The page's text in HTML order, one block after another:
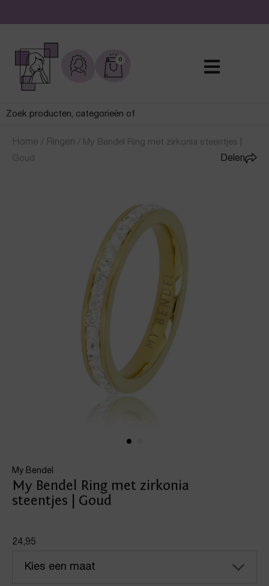
De leukste sieraden online en in de winkel
0
Home / Ringen / My Bendel Ring met zirkonia steentjes |
Goud
My Bendel
My Bendel Ring met zirkonia
steentjes | Goud
Delen
24,95
Kies een maat